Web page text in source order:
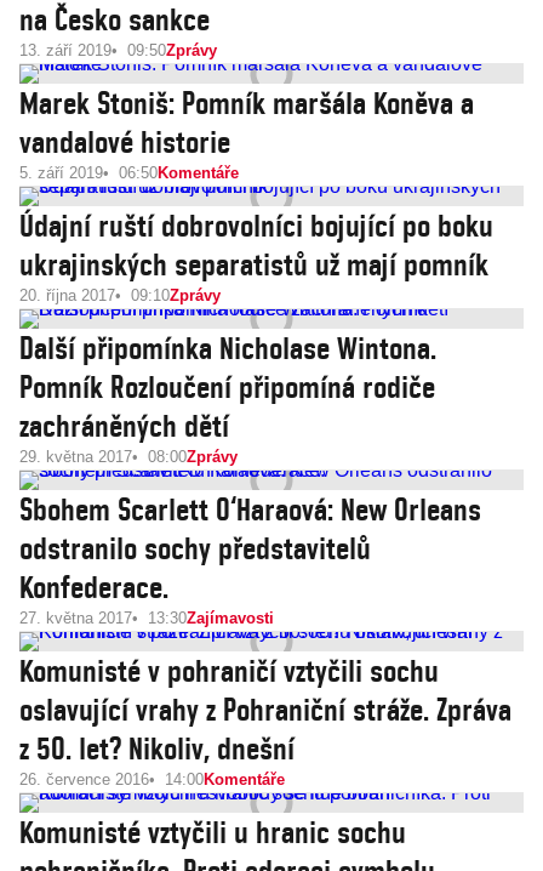
na Česko sankce
13. září 2019 09:50Zprávy
Marek Stoniš: Pomník maršála Koněva a
vandalové historie
5. září 2019 06:50Komentáře
Údajní ruští dobrovolníci bojující po boku
ukrajinských separatistů už mají pomník
20. října 2017 09:10Zprávy
Další připomínka Nicholase Wintona.
Pomník Rozloučení připomíná rodiče
zachráněných dětí
29. května 2017 08:00Zprávy
Sbohem Scarlett O‘Haraová: New Orleans
odstranilo sochy představitelů
Konfederace.
27. května 2017 13:30Zajímavosti
Komunisté v pohraničí vztyčili sochu
oslavující vrahy z Pohraniční stráže. Zpráva
z 50. let? Nikoliv, dnešní
26. července 2016 14:00Komentáře
Komunisté vztyčili u hranic sochu